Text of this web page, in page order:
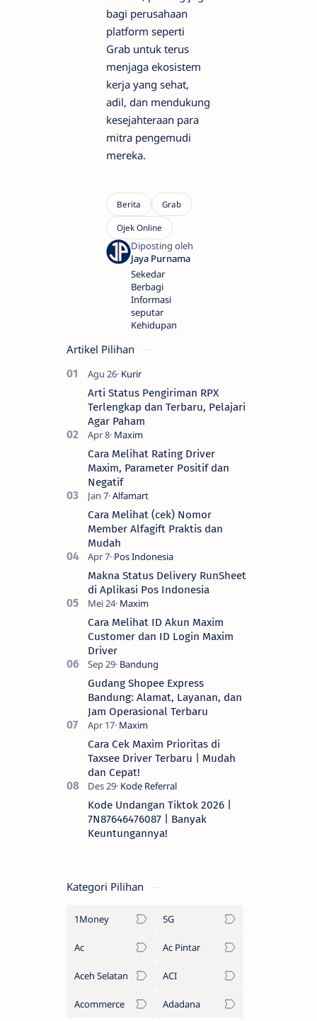
bagi perusahaan
platform seperti
Grab untuk terus
menjaga ekosistem
kerja yang sehat,
adil, dan mendukung
kesejahteraan para
mitra pengemudi
mereka.
Sekedar
Berbagi
Informasi
seputar
Kehidupan
Artikel Pilihan
Arti Status Pengiriman RPX
Terlengkap dan Terbaru, Pelajari
Agar Paham
Cara Melihat Rating Driver
Maxim, Parameter Positif dan
Negatif
Cara Melihat (cek) Nomor
Member Alfagift Praktis dan
Mudah
Makna Status Delivery RunSheet
di Aplikasi Pos Indonesia
Cara Melihat ID Akun Maxim
Customer dan ID Login Maxim
Driver
Gudang Shopee Express
Bandung: Alamat, Layanan, dan
Jam Operasional Terbaru
Cara Cek Maxim Prioritas di
Taxsee Driver Terbaru | Mudah
dan Cepat!
Kode Undangan Tiktok 2026 |
7N87646476087 | Banyak
Keuntungannya!
Kategori Pilihan
1Money 5G
Ac Ac Pintar
Aceh Selatan ACI
Acommerce Adadana